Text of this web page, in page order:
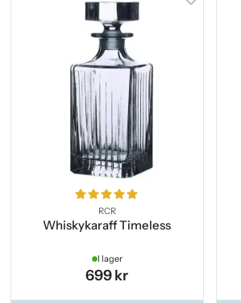
RCR
Whiskykaraff Timeless
I lager
699 kr